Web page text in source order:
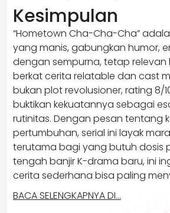
Kesimpulan
“Hometown Cha-Cha-Cha”
yang manis, gabungkan humor,
dengan sempurna, tetap relevan
berkat cerita relatable dan cast
bukan plot revolusioner, rating 8/
buktikan kekuatannya sebagai
rutinitas. Dengan pesan tentang
pertumbuhan, serial ini layak
terutama bagi yang butuh dosis
tengah banjir K-drama baru, ini
cerita sederhana bisa paling
BACA SELENGKAPNYA DI…